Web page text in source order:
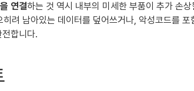
연결하는 것 역시 내부의 미세한 부품이 추가 손
려 남아있는 데이터를 덮어쓰거나, 악성코드를
합니다.